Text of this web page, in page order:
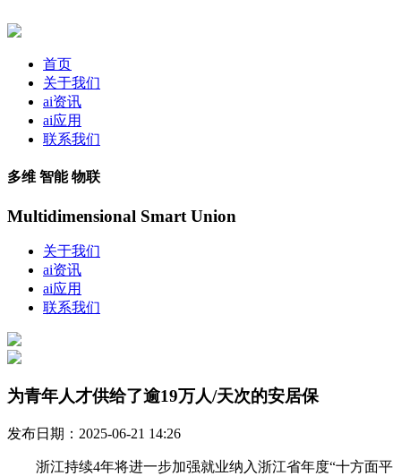
首页
关于我们
ai资讯
ai应用
联系我们
多维 智能 物联
Multidimensional Smart Union
关于我们
ai资讯
ai应用
联系我们
为青年人才供给了逾19万人/天次的安居保
发布日期：2025-06-21 14:26
浙江持续4年将进一步加强就业纳入浙江省年度“十方面平